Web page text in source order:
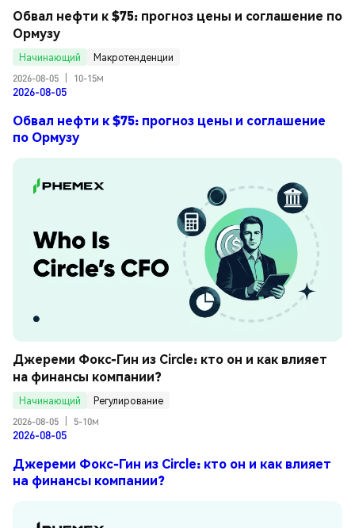
Обвал нефти к $75: прогноз цены и соглашение по
Ормузу
Начинающий
Макротенденции
2026-08-05
10-15м
2026-08-05
Обвал нефти к $75: прогноз цены и соглашение
по Ормузу
Джереми Фокс-Гин из Circle: кто он и как влияет
на финансы компании?
Начинающий
Регулирование
2026-08-05
5-10м
2026-08-05
Джереми Фокс-Гин из Circle: кто он и как влияет
на финансы компании?